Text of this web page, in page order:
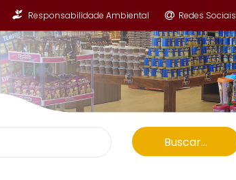
Responsabilidade Ambiental Redes Sociais
Buscar...